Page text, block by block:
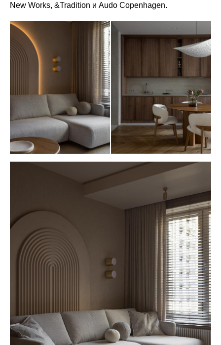
New Works, &Tradition и Audo Copenhagen.